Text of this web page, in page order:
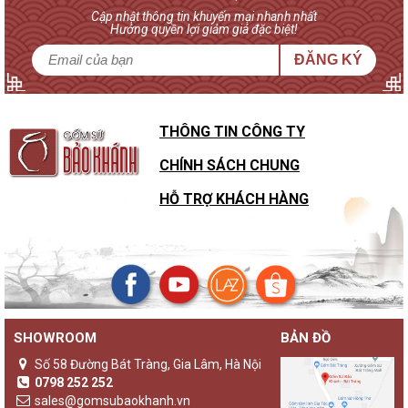
Sự khác biệt của đèn gốm Bảo Khánh với các loại đèn ngủ
khác
Không chỉ là một sản phẩm đèn ngủ thông thường,đèn gốm
Bảo Khánhluôn là những sản phẩm độc bản, lưu giữ giá trị
Cập nhật thông tin khuyến mại nhanh nhất
Hưởng quyền lợi giảm giá đặc biệt!
ĐĂNG KÝ
THÔNG TIN CÔNG TY
CHÍNH SÁCH CHUNG
HỖ TRỢ KHÁCH HÀNG
SHOWROOM
Số 58 Đường Bát Tràng, Gia Lâm, Hà Nội
0798 252 252
sales@gomsubaokhanh.vn
BẢN ĐỒ